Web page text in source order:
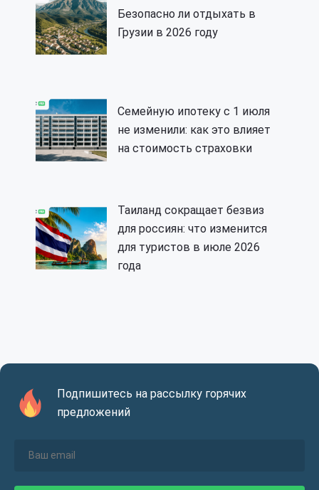
Безопасно ли отдыхать в
Грузии в 2026 году
Семейную ипотеку с 1 июля
не изменили: как это влияет
на стоимость страховки
Таиланд сокращает безвиз
для россиян: что изменится
для туристов в июле 2026
года
Подпишитесь на рассылку горячих
предложений